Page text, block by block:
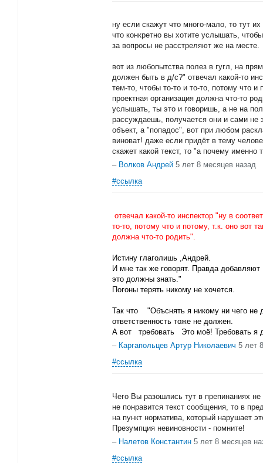
ну если скажут что много-мало, то тут
что конкретно вы хотите услышать,
за вопросы не расстреляют же на месте.
вот из любопытства полез в гугл, на
должен быть в д/с?" отвечал какой-то
тем-то, чтобы то-то и то-то, потому что
проектная организация должна что-то
услышать, ты это и говоришь, а не на
рассуждаешь, получается они и сами не
объект, а "попадос", вот при любом
виноват! даже если придёт в тему
скажет какой текст, то "а почему именно
– Волков Андрей 5 лет 8 месяцев назад
#ссылка
отвечал какой-то инспектор "ну в
то-то, потому что и потому, т.к. оно вот
должна что-то родить".
Истину глаголишь ,Андрей.
И мне так же говорят. Правда
это должны знать."
Погоны терять никому не хочется.
Так что "Объснять я никому ни чего не
ответственность тоже не должен.
А вот требовать Это моё! Требовать я
– Каргапольцев Артур Николаевич 5 лет
#ссылка
Чего Вы разошлись тут в препинаниях
не понравится текст сообщения, то в
на пункт норматива, который нарушает
Презумпция невиновности - помните!
– Налетов Константин 5 лет 8 месяцев
#ссылка